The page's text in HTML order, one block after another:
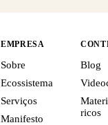
EMPRESA
Sobre
Ecossistema
Serviços
Manifesto
Blog
ricos